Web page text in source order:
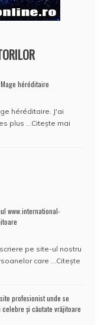
héréditaire
héréditaire. J'ai
plus … Citește mai
www.international-
pe site-ul nostru
care … Citește
profesionist unde se
și căutate vrăjitoare